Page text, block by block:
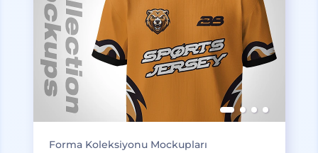
Forma Koleksiyonu Mockupları